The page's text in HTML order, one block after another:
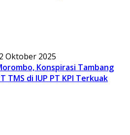
Oktober 2025
Konspirasi Tambang
TMS di IUP PT KPI Terkuak